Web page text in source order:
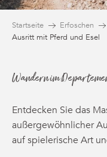
Startseite Erfoschen
Ausritt mit Pferd und Esel
Wandern im
Entdecken Sie das
außergewöhnlicher
auf spielerische Art